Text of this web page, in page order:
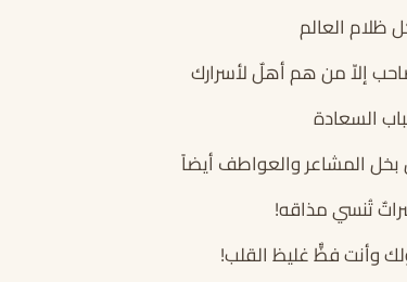
ظلام العالم
إلاّ من هم أهلٌ لأسرارك
السعادة
المشاعر والعواطف أيضاً
تُنسي مذاقه!
وأنت فظٌّ غليظ القلب!